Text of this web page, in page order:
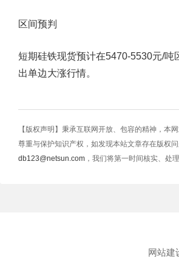
区间预判
短期硅铁现货预计在5470-5530元/
出单边大涨行情。
【版权声明】秉承互联网开放、包容的精神，本
尊重与保护知识产权，如发现本站文章存在版权
db123@netsun.com ，我们将第一时间核实、处理
网站建